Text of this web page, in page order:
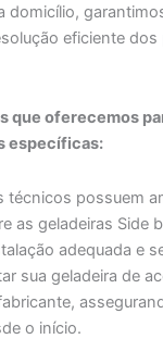
domicílio,
eficiente dos
que oferecemos
específicas:
técnicos possuem
as geladeiras Side
adequada e
sua geladeira de
o início.